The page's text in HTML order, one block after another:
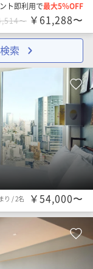
ト即利用で最大5％OFF
〜 ￥61,288〜
索
り /2名 ￥54,000〜